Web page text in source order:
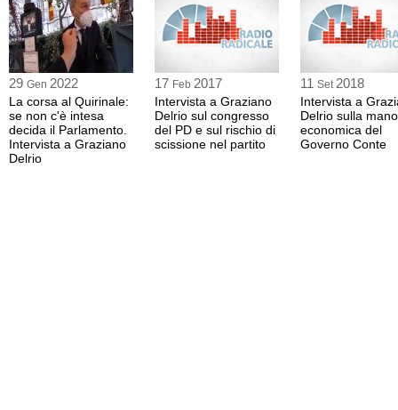
29 Gen 2022
La corsa al Quirinale:
se non c'è intesa
decida il Parlamento.
Intervista a Graziano
Delrio
17 Feb 2017
Intervista a Graziano
Delrio sul congresso
del PD e sul rischio di
scissione nel partito
11 Set 2018
Intervista a
Delrio sulla
economica del
Governo Conte